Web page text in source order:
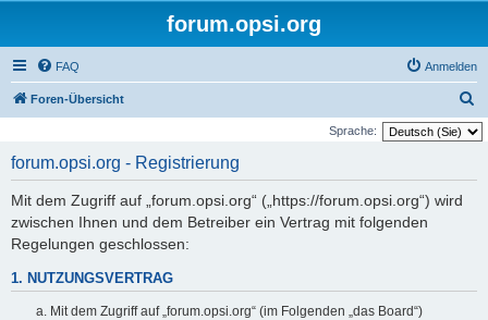
forum.opsi.org
FAQ Anmelden
Foren-Übersicht
u
Sprache:
forum.opsi.org - Registrierung
Mit dem Zugriff auf „forum.opsi.org“ („https://forum.opsi.org“) wird
zwischen Ihnen und dem Betreiber ein Vertrag mit folgenden
Regelungen geschlossen:
1. NUTZUNGSVERTRAG
Mit dem Zugriff auf „forum.opsi.org“ (im Folgenden „das Board“)